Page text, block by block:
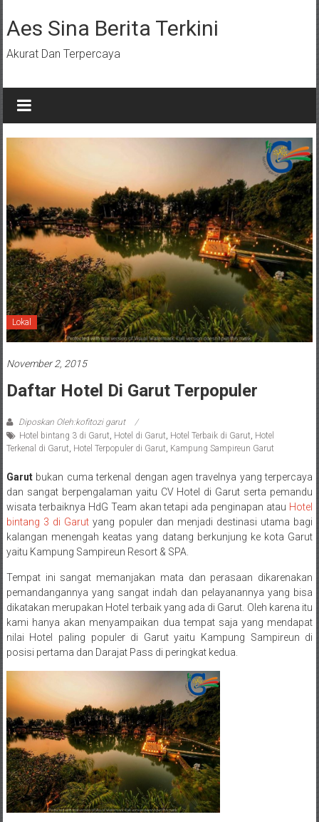
ke
konten
Aes Sina Berita Terkini
Akurat Dan Terpercaya
Lokal
November 2, 2015
Daftar Hotel Di Garut Terpopuler
Diposkan Oleh:kofitozi garut
Hotel bintang 3 di Garut Hotel di Garut Hotel Terbaik di Garut Hotel
Terkenal di Garut Hotel Terpopuler di Garut Kampung Sampireun Garut
Garutbukan cuma terkenal dengan agen travelnya yang terpercaya
dan sangat berpengalaman yaitu CV Hotel di Garut serta pemandu
wisata terbaiknya HdG Team akan tetapi ada penginapan atau Hotel
bintang 3 di Garut yang populer dan menjadi destinasi utama bagi
kalangan menengah keatas yang datang berkunjung ke kota Garut
yaitu Kampung Sampireun Resort & SPA.
Tempat ini sangat memanjakan mata dan perasaan dikarenakan
pemandangannya yang sangat indah dan pelayanannya yang bisa
dikatakan merupakan Hotel terbaik yang ada di Garut. Oleh karena itu
kami hanya akan menyampaikan dua tempat saja yang mendapat
nilai Hotel paling populer di Garut yaitu Kampung Sampireun di
posisi pertama dan Darajat Pass di peringkat kedua.